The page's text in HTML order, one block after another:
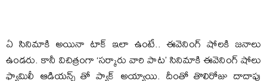
ఏ సినిమాకి అయినా టాక్ ఇలా ఉంటే.. ఈవెనింగ్ షోలకి జనాలు
ఉండరు. కానీ విచిత్రంగా ‘సర్కారు వారి పాట’ సినిమాకి ఈవెనింగ్ షోలు
ఫ్యామిలీ ఆడియన్స్ తో ప్యాక్ అయ్యాయి. దీంతో తొలిరోజు దాదాపు